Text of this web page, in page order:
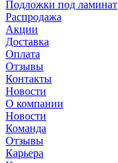
Подложки под ламинат
Распродажа
Акции
Доставка
Оплата
Отзывы
Контакты
Новости
О компании
Новости
Команда
Отзывы
Карьера